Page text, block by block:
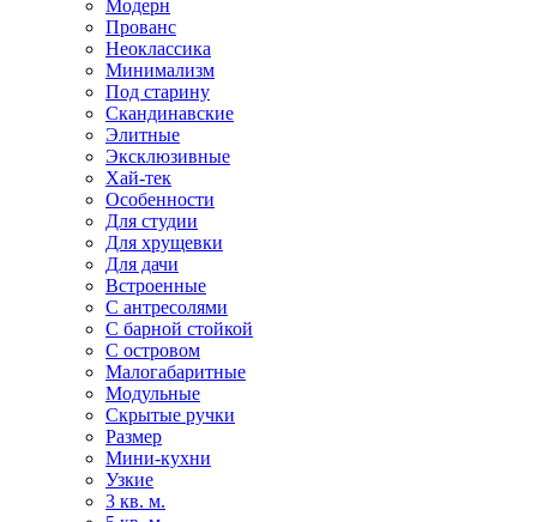
Модерн
Прованс
Неоклассика
Минимализм
Под старину
Скандинавские
Элитные
Эксклюзивные
Хай-тек
Особенности
Для студии
Для хрущевки
Для дачи
Встроенные
С антресолями
С барной стойкой
С островом
Малогабаритные
Модульные
Скрытые ручки
Размер
Мини-кухни
Узкие
3 кв. м.